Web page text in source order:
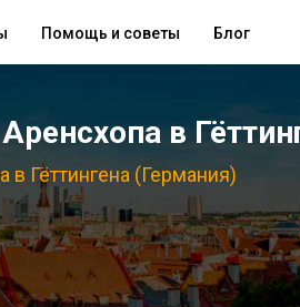
Помощь и советы Блог
в
в Гёттингена (Германия)